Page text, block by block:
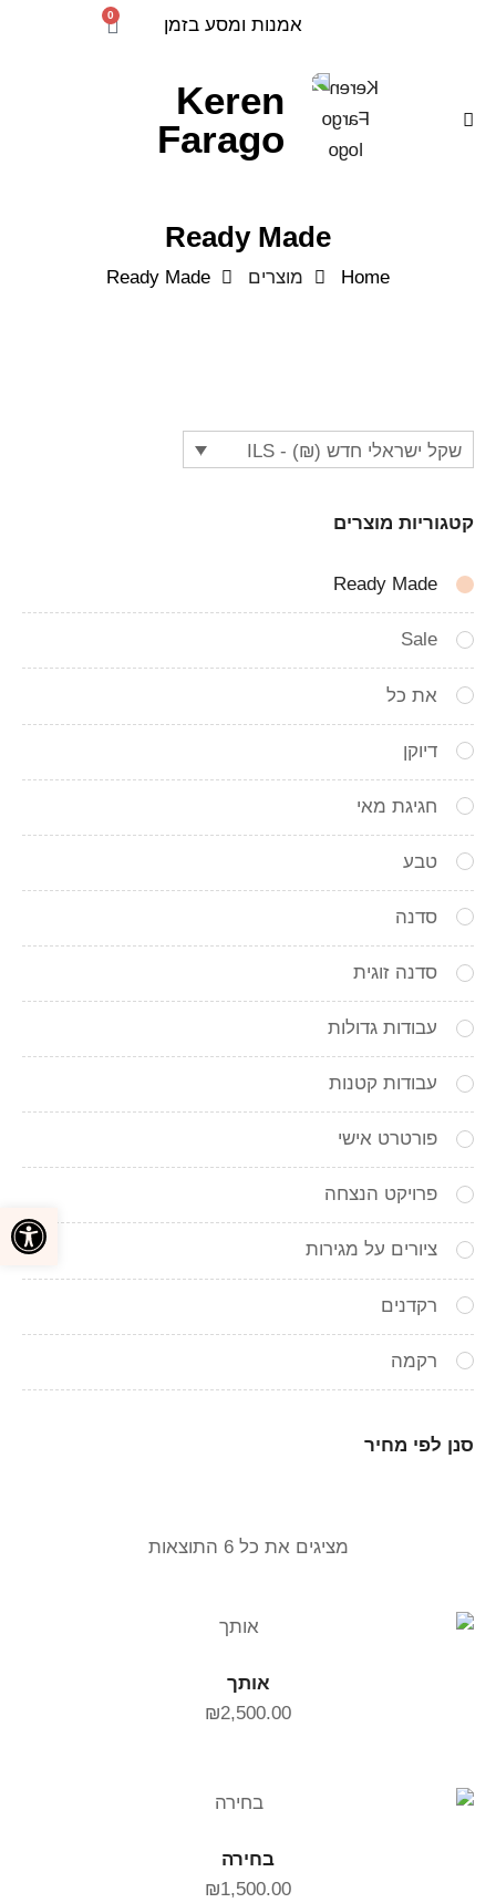
פתח
אמנות ומסע בזמן 0
Keren
Farago
Ready Made
Home מוצרים Ready Made
מציגים את כל ⁦6⁩ התוצאות
הוספה לסל
אותך
₪2,500.00
הוספה לסל
בחירה
₪1,500.00
שקל ישראלי חדש (₪) - ILS
קטגוריות מוצרים
Ready Made
Sale
את כל
דיוקן
חגיגת מאי
טבע
סדנה
סדנה זוגית
עבודות גדולות
עבודות קטנות
פורטרט אישי
פרויקט הנצחה
ציורים על מגירות
רקדנים
רקמה
סנן לפי מחיר